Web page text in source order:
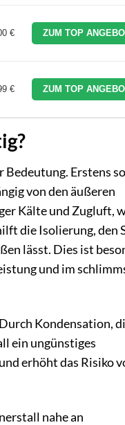
€ ZUM TOP
€ ZUM TOP
Bedeutung. Erstens
von den äußeren
Kälte und Zugluft,
die Isolierung, den
lässt. Dies ist
und im
Kondensation,
ein ungünstiges
erhöht das Risiko
nahe an